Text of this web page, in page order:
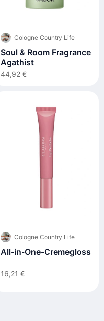
Cologne Country Life
Soul & Room Fragrance
Agathist
44,92 €
Cologne Country Life
All-in-One-Cremegloss
16,21 €